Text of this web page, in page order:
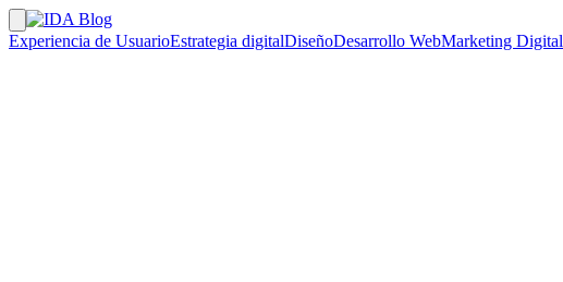
Experiencia de UsuarioEstrategia digitalDiseñoDesarrollo WebMarketing Digital